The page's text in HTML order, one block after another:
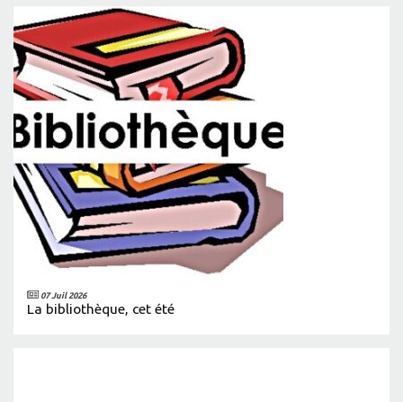
07 Juil 2026
La bibliothèque, cet été